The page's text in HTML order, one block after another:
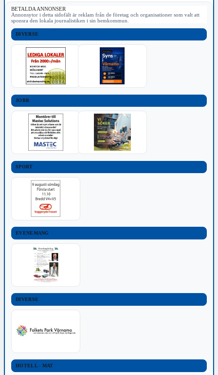
BETALDA ANNONSER
Annonsytor i detta sidofält är reklam från de företag och organisationer som valt att
sponsra den lokala journalistiken i sin hemkommun.
DIVERSE
JOBB
SPORT
EVENEMANG
DIVERSE
HOTELL - MAT